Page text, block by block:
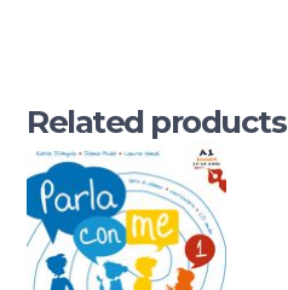
Related products